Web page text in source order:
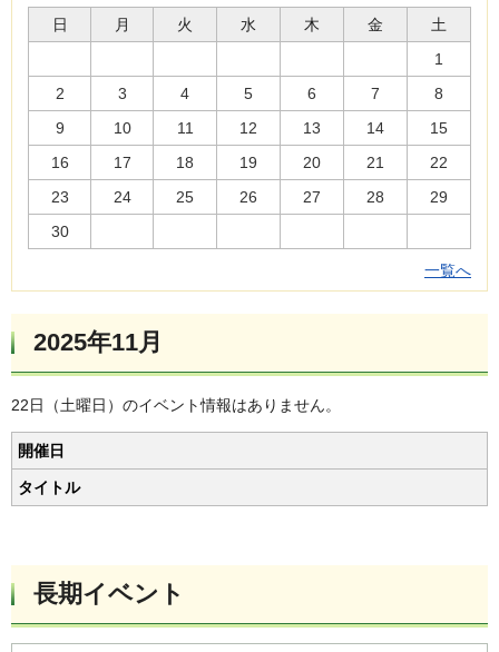
日
月 火 水 木 金
土
1
2
3 4 5 6 7
8
9
10 11 12 13 14
15
16
17 18 19 20 21
22
23
24 25 26 27 28
29
30
一覧へ
2025年11月
22日（土曜日）のイベント情報はありません。
開催日
タイトル
長期イベント